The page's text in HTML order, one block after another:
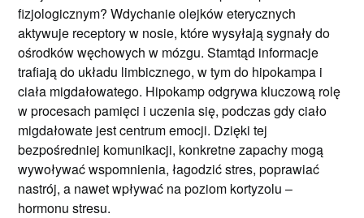
fizjologicznym? Wdychanie olejków eterycznych
aktywuje receptory w nosie, które wysyłają sygnały do
ośrodków węchowych w mózgu. Stamtąd informacje
trafiają do układu limbicznego, w tym do hipokampa i
ciała migdałowatego. Hipokamp odgrywa kluczową rolę
w procesach pamięci i uczenia się, podczas gdy ciało
migdałowate jest centrum emocji. Dzięki tej
bezpośredniej komunikacji, konkretne zapachy mogą
wywoływać wspomnienia, łagodzić stres, poprawiać
nastrój, a nawet wpływać na poziom kortyzolu –
hormonu stresu.